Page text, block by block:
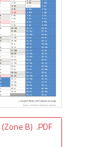
(Zone B) .PDF